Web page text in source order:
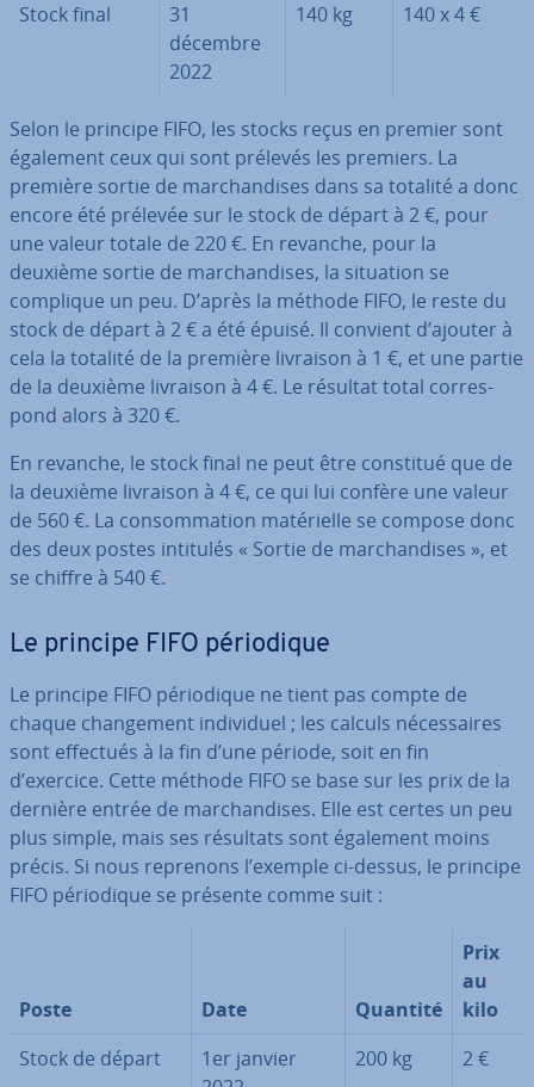
Stock final
31
décembre
2022
140 kg 140 x 4 €
Selon le principe FIFO, les stocks reçus en premier sont
également ceux qui sont prélevés les premiers. La
première sortie de mar­chan­dises dans sa totalité a donc
encore été prélevée sur le stock de départ à 2 €, pour
une valeur totale de 220 €. En revanche, pour la
deuxième sortie de mar­chan­dises, la situation se
complique un peu. D’après la méthode FIFO, le reste du
stock de départ à 2 € a été épuisé. Il convient d’ajouter à
cela la totalité de la première livraison à 1 €, et une partie
de la deuxième livraison à 4 €. Le résultat total cor­res­
pond alors à 320 €.
En revanche, le stock final ne peut être constitué que de
la deuxième livraison à 4 €, ce qui lui confère une valeur
de 560 €. La con­som­ma­tion ma­té­rielle se compose donc
des deux postes intitulés « Sortie de mar­chan­dises », et
se chiffre à 540 €.
Le principe FIFO pé­rio­dique
Le principe FIFO pé­rio­dique ne tient pas compte de
chaque chan­ge­ment in­di­vi­duel ; les calculs né­ces­saires
sont effectués à la fin d’une période, soit en fin
d’exercice. Cette méthode FIFO se base sur les prix de la
dernière entrée de mar­chan­dises. Elle est certes un peu
plus simple, mais ses résultats sont également moins
précis. Si nous reprenons l’exemple ci-dessus, le principe
FIFO pé­rio­dique se présente comme suit :
Poste Date Quantité
Prix
au
kilo
Stock de départ
1er janvier
200 kg 2 €